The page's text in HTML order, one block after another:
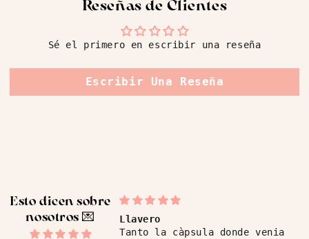
Reseñas de Clientes
Sé el primero en escribir una reseña
Escribir Una Reseña
Esto dicen sobre
nosotros ​💌
la càpsula donde venia
Alta calidad
No defrauda NB. Preciosos